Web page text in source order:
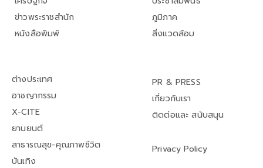
ข่าวพระราชสำนัก
หนังสือพิมพ์
ภูมิภาค
สิ่งแวดล้อม
ต่างประเทศ
อาชญากรรม
X-CITE
ยานยนต์
สาธารณสุข-คุณภาพชีวิต
บันเทิง
PR & PRESS
เกี่ยวกับเรา
ติดต่อและ สนับสนุน
Privacy Policy